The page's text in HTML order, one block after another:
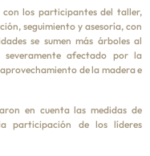
los participantes del taller,
seguimiento y asesoría, con
se sumen más árboles al
afectado por la
de la madera e
en cuenta las medidas de
participación de los líderes